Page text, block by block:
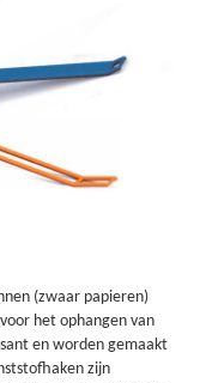
(zwaar papieren)
het ophangen van
en worden gemaakt
zijn